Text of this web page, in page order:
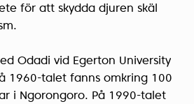
för att skydda djuren skäl
Odadi vid Egerton University
1960-talet fanns omkring 100
i Ngorongoro. På 1990-talet